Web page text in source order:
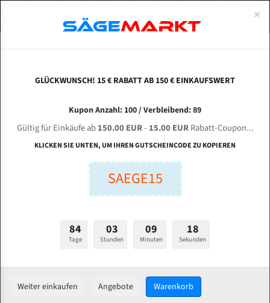
EPPLE E-BS 320 HL E-Line für 4160 mm Bi-
Metall Bandsägeblätter
Bandsägeblätter für Epple
Länge (mm):
Welche Zahn soll ich wählen?
ABOUTS
ENGLISH
Bi-Metall Meterware
Fleischerei Bandsägeblätter
Bandmesser Glatt Meterware
Konvex Meterware
×
GLÜCKWUNSCH! 15 € RABATT AB 150 € EINKAUFSWERT
Kupon Anzahl: 100 / Verbleibend: 89
Gültig für Einkäufe ab150.00 EUR- 15.00 EURRabatt-Coupon...
KLICKEN SIE UNTEN, UM IHREN GUTSCHEINCODE ZU KOPIEREN
SAEGE15
84
Tage
03
Stunden
09
Minuten
17
Sekunden
Weiter einkaufen Angebote Warenkorb